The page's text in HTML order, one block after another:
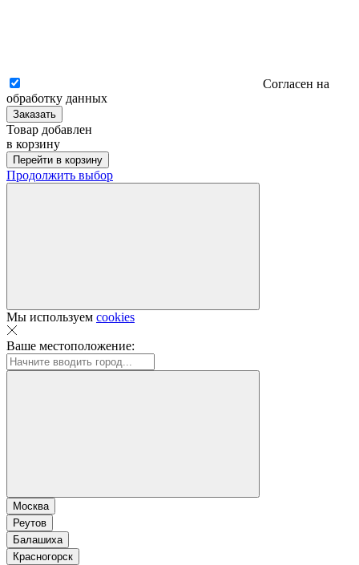
Согласен на
обработку данных
Заказать
Товар добавлен
в корзину
Перейти в корзину
Продолжить выбор
Мы используем cookies
Ваше местоположение:
Москва
Реутов
Балашиха
Красногорск